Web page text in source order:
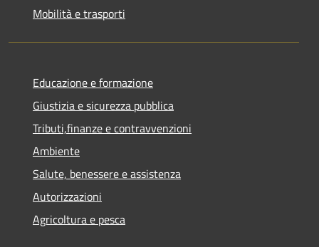
Mobilità e trasporti
Educazione e formazione
Giustizia e sicurezza pubblica
Tributi,finanze e contravvenzioni
Ambiente
Salute, benessere e assistenza
Autorizzazioni
Agricoltura e pesca